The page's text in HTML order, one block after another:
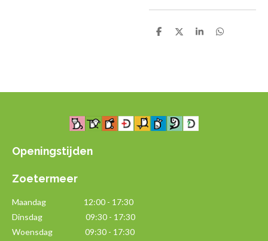
D
D
S
D
Openingstijden
Zoetermeer
Maandag 12:00 - 17:30
Dinsdag 09:30 - 17:30
Woensdag 09:30 - 17:30